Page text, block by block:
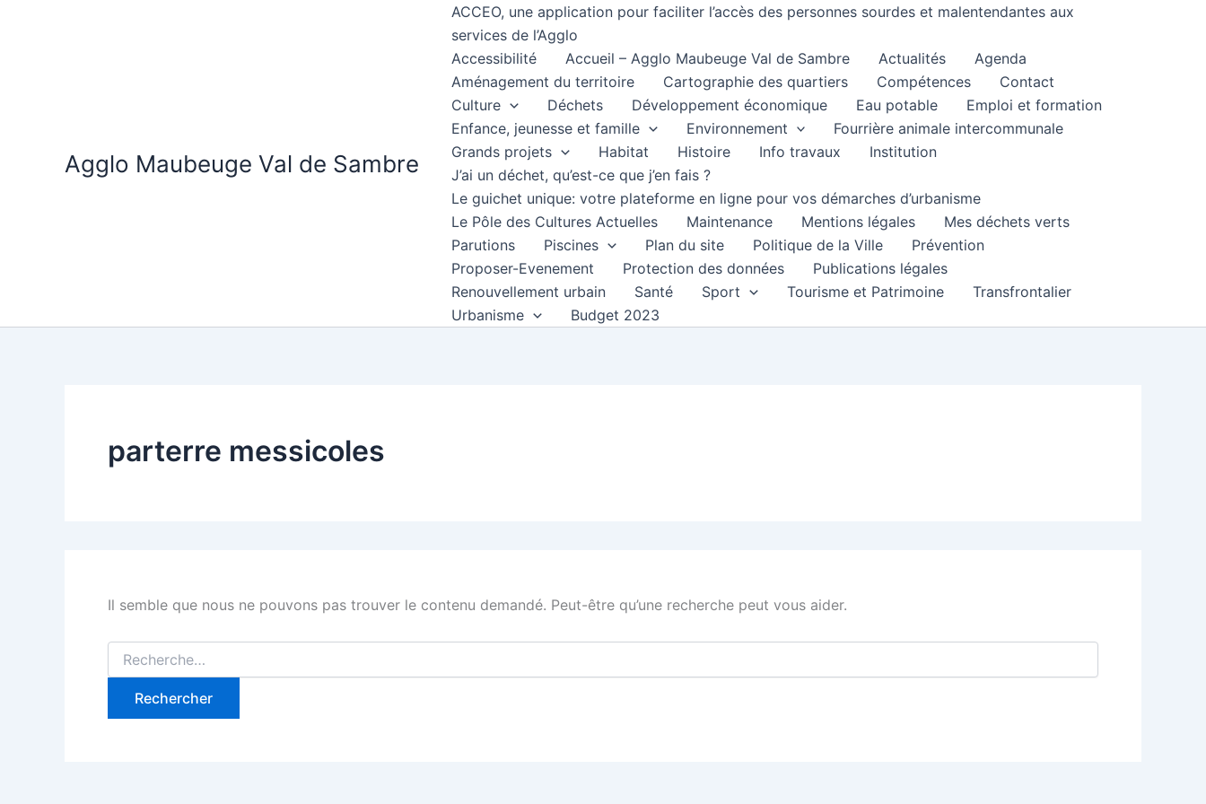
Agglo Maubeuge Val de Sambre
ACCEO, une application pour faciliter l’accès des personnes sourdes et malentendantes aux
services de l’Agglo
Accessibilité
Accueil – Agglo Maubeuge Val de Sambre Actualités
Agenda
Aménagement du territoire
Cartographie des quartiers Compétences
Contact
Culture
Déchets Développement économique Eau potable
Emploi et formation
Enfance, jeunesse et famille
Environnement
Fourrière animale intercommunale
Grands projets
Habitat Histoire Info travaux
Institution
J’ai un déchet, qu’est-ce que j’en fais ?
Le guichet unique: votre plateforme en ligne pour vos démarches d’urbanisme
Le Pôle des Cultures Actuelles
Maintenance Mentions légales
Mes déchets verts
Parutions
Piscines Plan du site Politique de la Ville
Prévention
Proposer-Evenement
Protection des données
Publications légales
Renouvellement urbain
Santé Sport Tourisme et Patrimoine
Transfrontalier
Urbanisme
Budget 2023
parterre messicoles
Il semble que nous ne pouvons pas trouver le contenu demandé. Peut-être qu’une recherche peut vous aider.
Rechercher :